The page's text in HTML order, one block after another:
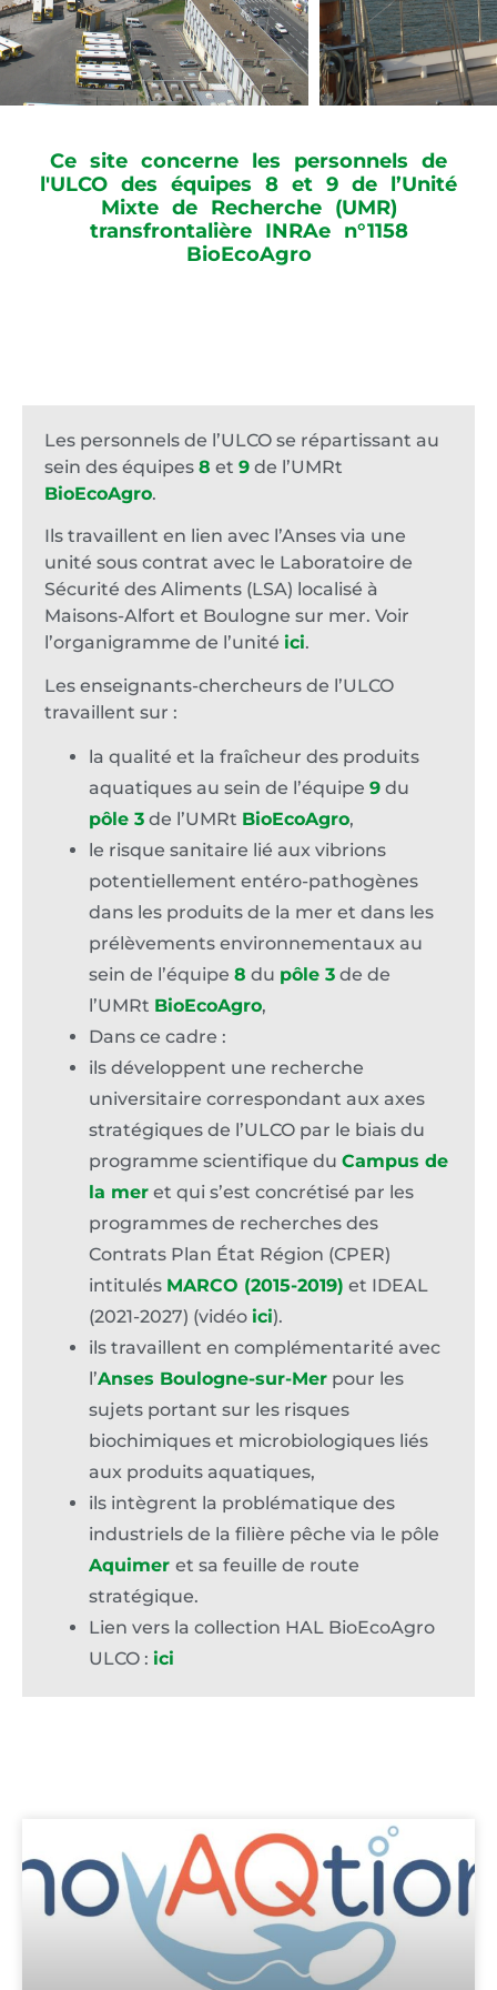
Ce site concerne les personnels de
l'ULCO des équipes 8 et 9 de l’Unité
Mixte de Recherche (UMR)
transfrontalière INRAe n°1158
BioEcoAgro
Les personnels de l’ULCO se répartissant au
sein des équipes 8 et 9 de l’UMRt
BioEcoAgro.
Ils travaillent en lien avec l’Anses via une
unité sous contrat avec le Laboratoire de
Sécurité des Aliments (LSA) localisé à
Maisons-Alfort et Boulogne sur mer. Voir
l’organigramme de l’unité ici.
Les enseignants-chercheurs de l’ULCO
travaillent sur :
la qualité et la fraîcheur des produits
aquatiques au sein de l’équipe 9 du
pôle 3 de l’UMRt BioEcoAgro,
le risque sanitaire lié aux vibrions
potentiellement entéro-pathogènes
dans les produits de la mer et dans les
prélèvements environnementaux au
sein de l’équipe 8 du pôle 3 de de
l’UMRt BioEcoAgro,
Dans ce cadre :
ils développent une recherche
universitaire correspondant aux axes
stratégiques de l’ULCO par le biais du
programme scientifique du Campus de
la mer et qui s’est concrétisé par les
programmes de recherches des
Contrats Plan État Région (CPER)
intitulés MARCO (2015-2019) et IDEAL
(2021-2027) (vidéo ici).
ils travaillent en complémentarité avec
l’Anses Boulogne-sur-Mer pour les
sujets portant sur les risques
biochimiques et microbiologiques liés
aux produits aquatiques,
ils intègrent la problématique des
industriels de la filière pêche via le pôle
Aquimer et sa feuille de route
stratégique.
Lien vers la collection HAL BioEcoAgro
ULCO : ici